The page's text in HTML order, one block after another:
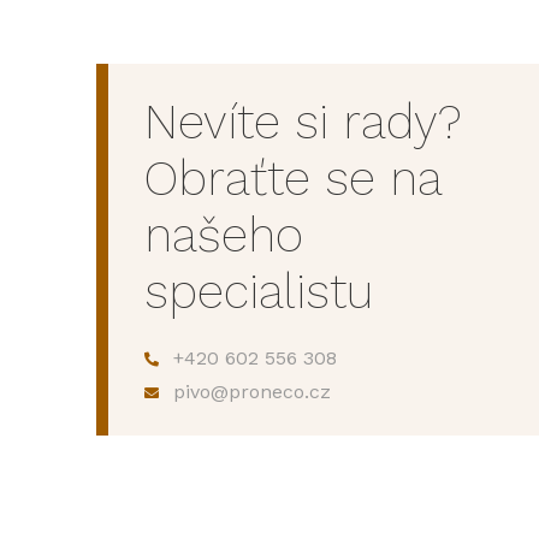
Nevíte si rady?
Obraťte se na
našeho
specialistu
+420 602 556 308
pivo@proneco.cz